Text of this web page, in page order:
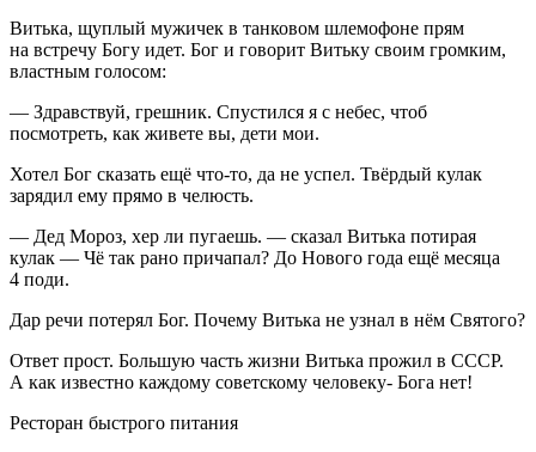
Витька, щуплый мужичек в танковом шлемофоне прям
на встречу Богу идет. Бог и говорит Витьку своим громким,
властным голосом:
— Здравствуй, грешник. Спустился я с небес, чтоб
посмотреть, как живете вы, дети мои.
Хотел Бог сказать ещё что-то, да не успел. Твёрдый кулак
зарядил ему прямо в челюсть.
— Дед Мороз, хер ли пугаешь. — сказал Витька потирая
кулак — Чё так рано причапал? До Нового года ещё месяца
4 поди.
Дар речи потерял Бог. Почему Витька не узнал в нём Святого?
Ответ прост. Большую часть жизни Витька прожил в СССР.
А как известно каждому советскому человеку- Бога нет!
Ресторан быстрого питания